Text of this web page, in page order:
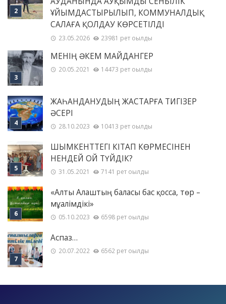
ҰЙЫМДАСТЫРЫЛЫП, КОММУНАЛДЫҚ
САЛАҒА ҚОЛДАУ КӨРСЕТІЛДІ
23.05.2026 23981 рет оқылды
МЕНІҢ ƏКЕМ МАЙДАНГЕР
20.05.2021 14473 рет оқылды
ЖАҺАНДАНУДЫҢ ЖАСТАРҒА ТИГІЗЕР
ӘСЕРІ
28.10.2023 10413 рет оқылды
ШЫМКЕНТТЕГІ КІТАП КӨРМЕСІНЕН
НЕНДЕЙ ОЙ ТҮЙДІК?
31.05.2021 7141 рет оқылды
«Алты Алаштың баласы бас қосса, төр –
мұғалімдікі»
05.10.2023 6598 рет оқылды
Аспаз…
20.07.2022 6562 рет оқылды